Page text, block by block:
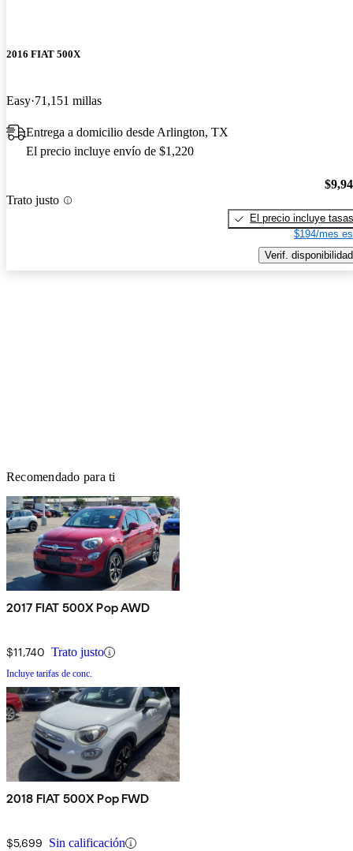
2016 FIAT 500X
Easy 71,151 millas
Entrega a domicilio desde Arlington, TX
El precio incluye envío de $1,220
Trato justo
El precio incluye tasas
$194/mes
Verif. disponibilidad
Recomendado para ti
2017 FIAT 500X Pop AWD
$11,740 Trato justo
Incluye tarifas de conc.
2018 FIAT 500X Pop FWD
$5,699 Sin calificación